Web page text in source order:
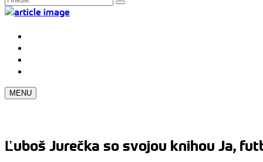
MENU
Ľuboš Jurečka so svojou knihou Ja,